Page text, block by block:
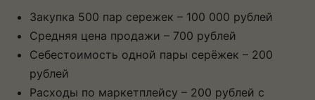
Закупка 500 пар сережек – 100 000 рублей
Средняя цена продажи – 700 рублей
Себестоимость одной пары серёжек – 200
рублей
Расходы по маркетплейсу – 200 рублей с